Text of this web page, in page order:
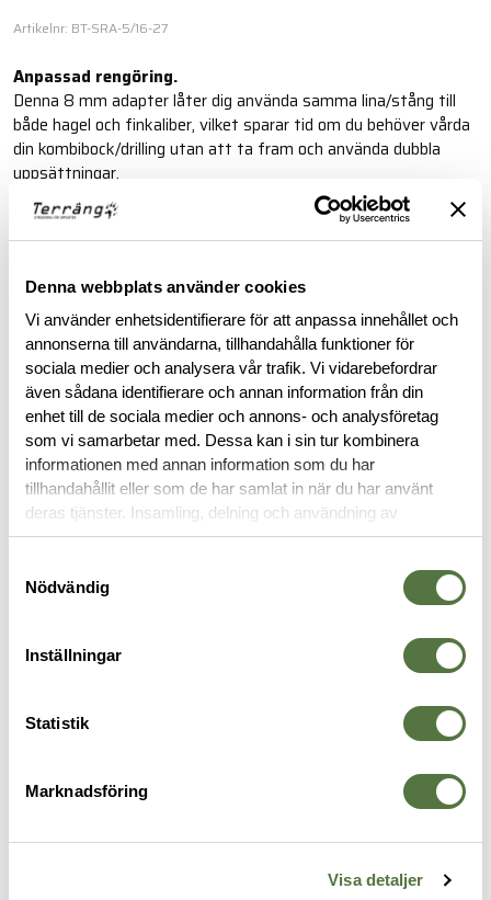
Denna webbplats använder cookies
Vi använder enhetsidentifierare för att anpassa innehållet och
annonserna till användarna, tillhandahålla funktioner för
sociala medier och analysera vår trafik. Vi vidarebefordrar
även sådana identifierare och annan information från din
enhet till de sociala medier och annons- och analysföretag
som vi samarbetar med. Dessa kan i sin tur kombinera
informationen med annan information som du har
tillhandahållit eller som de har samlat in när du har använt
deras tjänster. Insamling, delning och användning av
personuppgifter kan användas för personalisering av
Nödvändig
Inställningar
Statistik
Marknadsföring
Visa detaljer
Artikelnr: BT-SRA-5/16-27
Anpassad rengöring.
Denna 8 mm adapter låter dig använda samma lina/stång till
både hagel och finkaliber, vilket sparar tid om du behöver vårda
din kombibock/drilling utan att ta fram och använda dubbla
uppsättningar.
Läs mer
BESKRIVNING
RECENSIONER
OM VARUMÄRKET
VAPENVÅRD